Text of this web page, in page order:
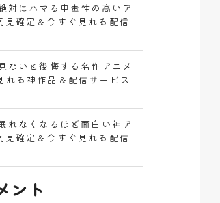
対にハマる中毒性の高いア
確定＆今すぐ見れる配信
ないと後悔する名作アニメ
る神作品＆配信サービス
れなくなるほど面白い神ア
確定＆今すぐ見れる配信
ント